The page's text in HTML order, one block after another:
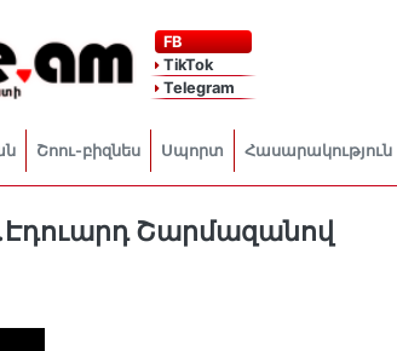
FB
TikTok
Telegram
Շոու-բիզնես Սպորտ Հասարակություն
Շարմազանով